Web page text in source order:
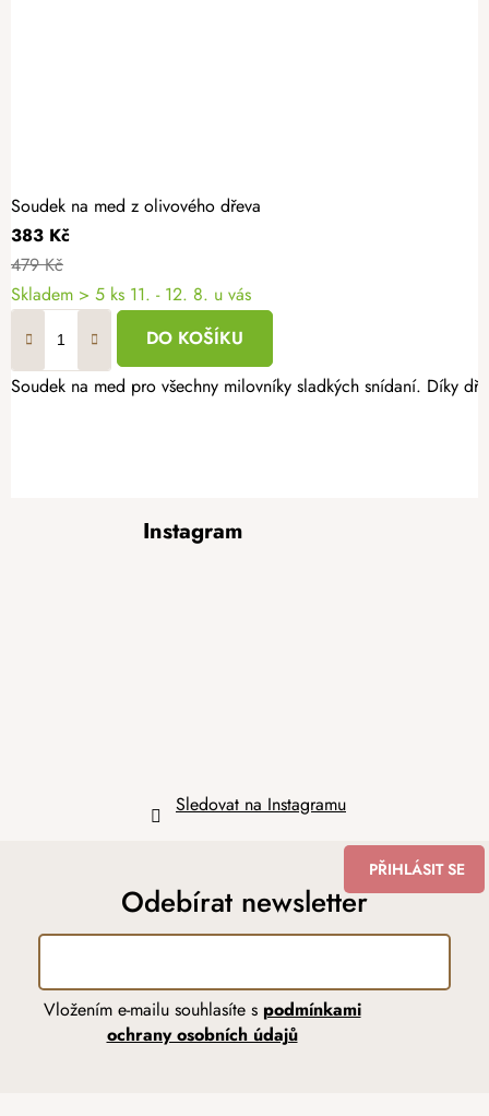
Soudek na med z olivového dřeva
383 Kč
479 Kč
Skladem > 5 ks 11. - 12. 8. u vás
DO KOŠÍKU
Soudek na med pro všechny milovníky sladkých snídaní. Díky
Instagram
Sledovat na Instagramu
Odebírat newsletter
Vložením e-mailu souhlasíte s podmínkami
ochrany osobních údajů
PŘIHLÁSIT SE